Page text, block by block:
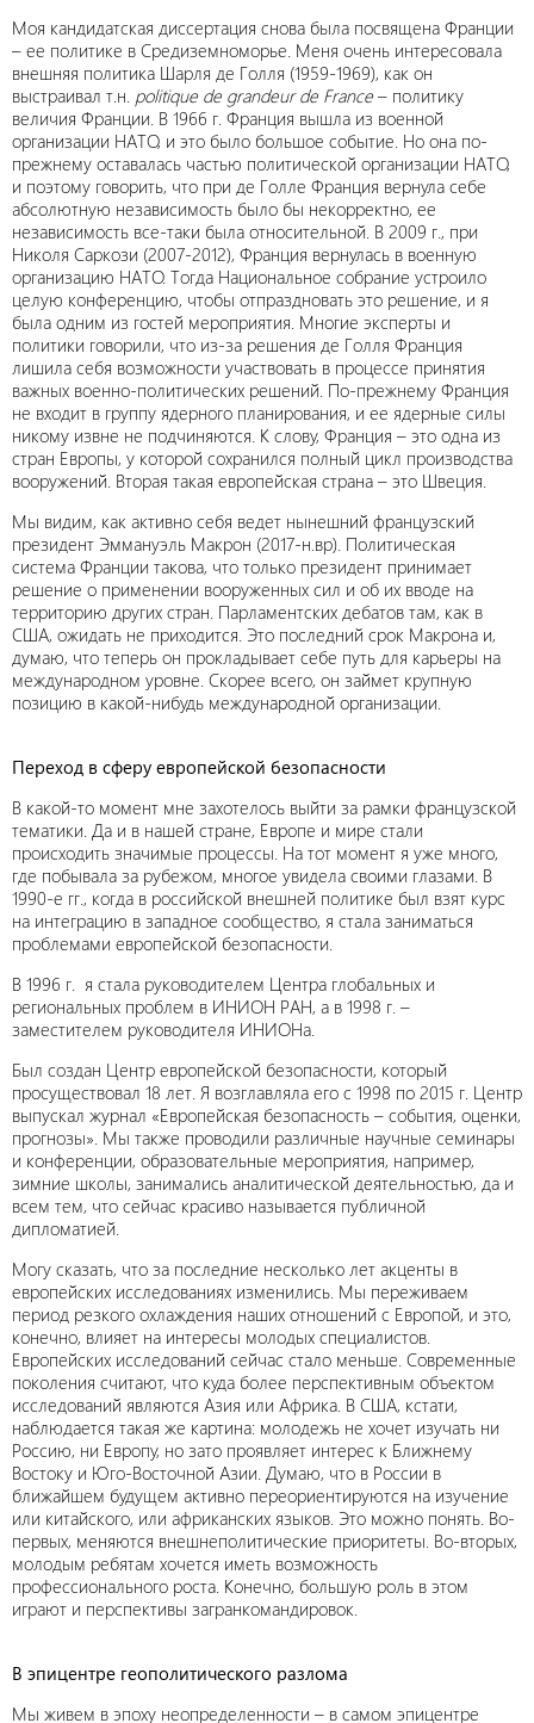
Моя кандидатская диссертация снова была посвящена Франции
– ее политике в Средиземноморье. Меня очень интересовала
внешняя политика Шарля де Голля (1959-1969), как он
выстраивал т.н. politique de grandeur de France – политику
величия Франции. В 1966 г. Франция вышла из военной
организации НАТО, и это было большое событие. Но она по-
прежнему оставалась частью политической организации НАТО,
и поэтому говорить, что при де Голле Франция вернула себе
абсолютную независимость было бы некорректно, ее
независимость все-таки была относительной. В 2009 г., при
Николя Саркози (2007-2012), Франция вернулась в военную
организацию НАТО. Тогда Национальное собрание устроило
целую конференцию, чтобы отпраздновать это решение, и я
была одним из гостей мероприятия. Многие эксперты и
политики говорили, что из-за решения де Голля Франция
лишила себя возможности участвовать в процессе принятия
важных военно-политических решений. По-прежнему Франция
не входит в группу ядерного планирования, и ее ядерные силы
никому извне не подчиняются. К слову, Франция – это одна из
стран Европы, у которой сохранился полный цикл производства
вооружений. Вторая такая европейская страна – это Швеция.
Мы видим, как активно себя ведет нынешний французский
президент Эммануэль Макрон (2017-н.вр). Политическая
система Франции такова, что только президент принимает
решение о применении вооруженных сил и об их вводе на
территорию других стран. Парламентских дебатов там, как в
США, ожидать не приходится. Это последний срок Макрона и,
думаю, что теперь он прокладывает себе путь для карьеры на
международном уровне. Скорее всего, он займет крупную
позицию в какой-нибудь международной организации.
Переход в сферу европейской безопасности
В какой-то момент мне захотелось выйти за рамки французской
тематики. Да и в нашей стране, Европе и мире стали
происходить значимые процессы. На тот момент я уже много,
где побывала за рубежом, многое увидела своими глазами. В
1990-е гг., когда в российской внешней политике был взят курс
на интеграцию в западное сообщество, я стала заниматься
проблемами европейской безопасности.
В 1996 г. я стала руководителем Центра глобальных и
региональных проблем в ИНИОН РАН, а в 1998 г. –
заместителем руководителя ИНИОНа.
Был создан Центр европейской безопасности, который
просуществовал 18 лет. Я возглавляла его с 1998 по 2015 г. Центр
выпускал журнал «Европейская безопасность – события, оценки,
прогнозы». Мы также проводили различные научные семинары
и конференции, образовательные мероприятия, например,
зимние школы, занимались аналитической деятельностью, да и
всем тем, что сейчас красиво называется публичной
дипломатией.
Могу сказать, что за последние несколько лет акценты в
европейских исследованиях изменились. Мы переживаем
период резкого охлаждения наших отношений с Европой, и это,
конечно, влияет на интересы молодых специалистов.
Европейских исследований сейчас стало меньше. Современные
поколения считают, что куда более перспективным объектом
исследований являются Азия или Африка. В США, кстати,
наблюдается такая же картина: молодежь не хочет изучать ни
Россию, ни Европу, но зато проявляет интерес к Ближнему
Востоку и Юго-Восточной Азии. Думаю, что в России в
ближайшем будущем активно переориентируются на изучение
или китайского, или африканских языков. Это можно понять. Во-
первых, меняются внешнеполитические приоритеты. Во-вторых,
молодым ребятам хочется иметь возможность
профессионального роста. Конечно, большую роль в этом
играют и перспективы загранкомандировок.
В эпицентре геополитического разлома
Мы живем в эпоху неопределенности – в самом эпицентре